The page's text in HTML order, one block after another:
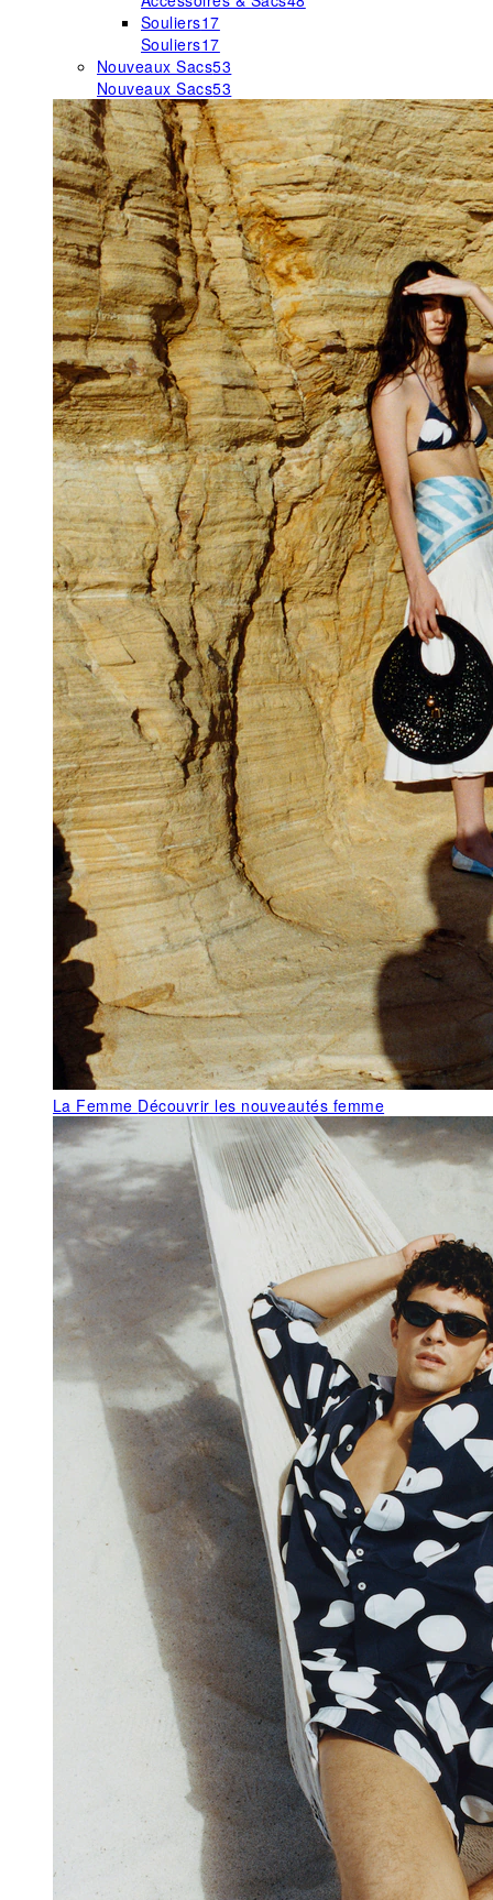
Souliers17
Souliers17
Nouveaux Sacs53
Nouveaux Sacs53
La Femme Découvrir les nouveautés femme